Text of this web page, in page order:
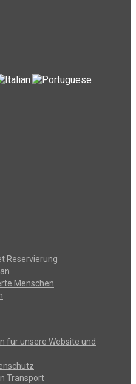
Reservierung
Menschen
fur unsere Website und
Transport